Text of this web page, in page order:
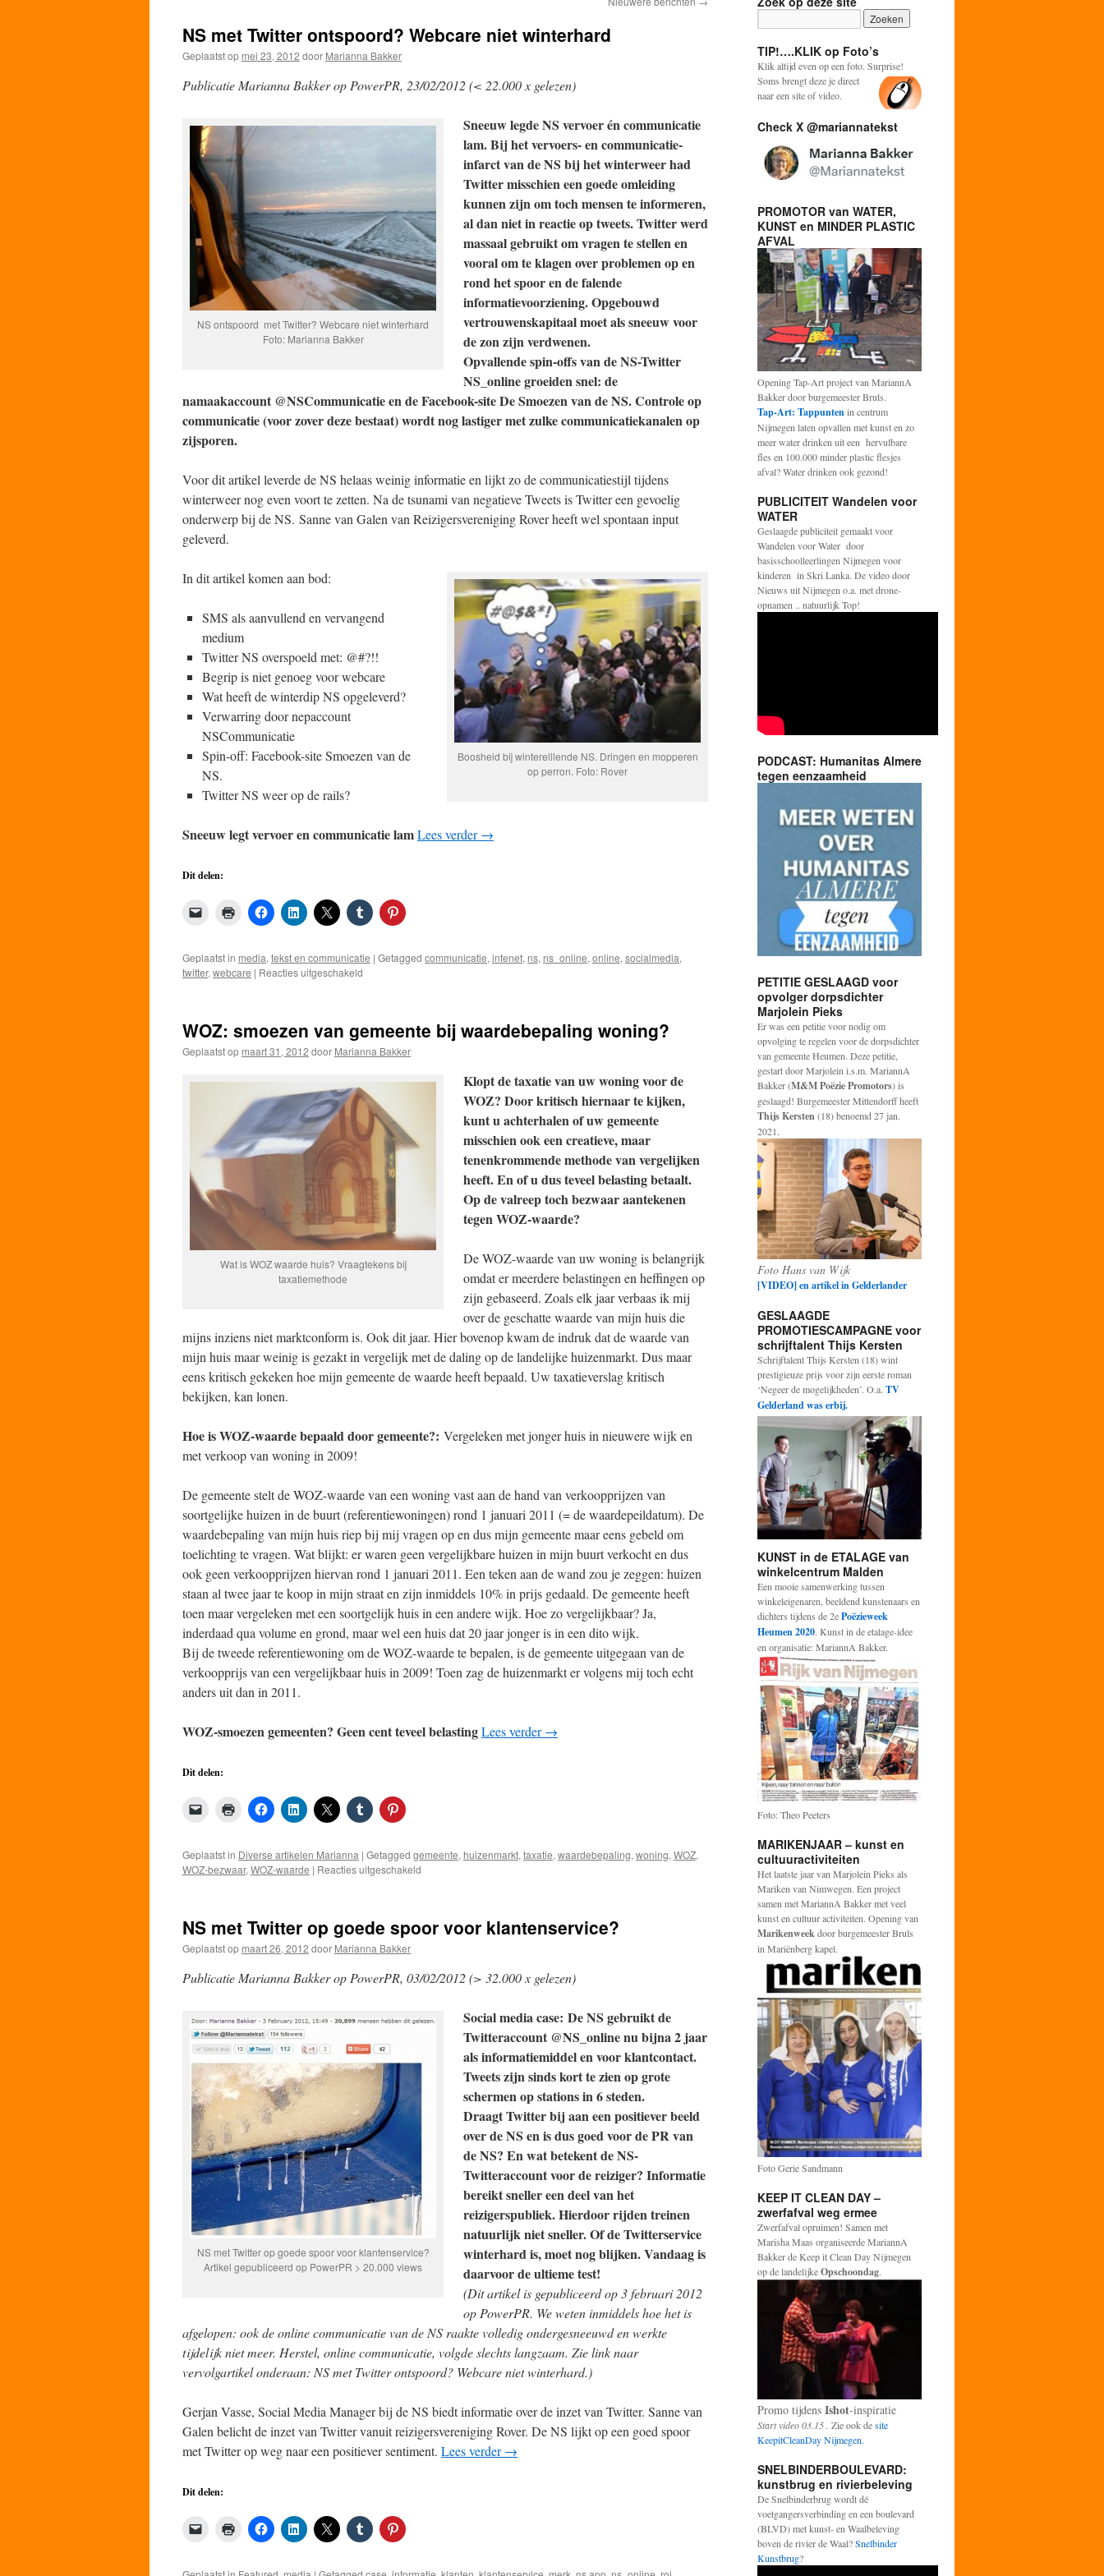
inhoud
NS met Twitter ontspoord? Webcare niet winterhard
Geplaatst op mei 23, 2012 door Marianna Bakker
Publicatie Marianna Bakker op PowerPR, 23/02/2012 (< 22.000 x gelezen)
NS ontspoord met Twitter? Webcare niet winterhard
Foto: Marianna Bakker
Sneeuw legde NS vervoer én communicatie
lam. Bij het vervoers- en communicatie-
infarct van de NS bij het winterweer had
Twitter misschien een goede omleiding
kunnen zijn om toch mensen te informeren,
al dan niet in reactie op tweets. Twitter werd
massaal gebruikt om vragen te stellen en
vooral om te klagen over problemen op en
rond het spoor en de falende
informatievoorziening. Opgebouwd
vertrouwenskapitaal moet als sneeuw voor
de zon zijn verdwenen.
Opvallende spin-offs van de NS-Twitter
NS_online groeiden snel: de
namaakaccount @NSCommunicatie en de Facebook-site De Smoezen van de NS. Controle op
communicatie (voor zover deze bestaat) wordt nog lastiger met zulke communicatiekanalen op
zijsporen.
Voor dit artikel leverde de NS helaas weinig informatie en lijkt zo de communicatiestijl tijdens
winterweer nog even voort te zetten. Na de tsunami van negatieve Tweets is Twitter een gevoelig
onderwerp bij de NS. Sanne van Galen van Reizigersvereniging Rover heeft wel spontaan input
geleverd.
Boosheid bij winterelllende NS. Dringen en mopperen
op perron. Foto: Rover
In dit artikel komen aan bod:
SMS als aanvullend en vervangend
medium
Twitter NS overspoeld met: @#?!!
Begrip is niet genoeg voor webcare
Wat heeft de winterdip NS opgeleverd?
Verwarring door nepaccount
NSCommunicatie
Spin-off: Facebook-site Smoezen van de
NS.
Twitter NS weer op de rails?
Sneeuw legt vervoer en communicatie lamLees verder→
Dit delen:
Geplaatst in media, tekst en communicatie | Getagged communicatie, intenet, ns, ns_online, online, socialmedia,
twitter, webcare | Reacties uitgeschakeld
ontspoord?
Webcare
niet
WOZ: smoezen van gemeente bij waardebepaling woning?
Geplaatst op maart 31, 2012 door Marianna Bakker
Wat is WOZ waarde huis? Vraagtekens bij
taxatiemethode
Klopt de taxatie van uw woning voor de
WOZ? Door kritisch hiernaar te kijken,
kunt u achterhalen of uw gemeente
misschien ook een creatieve, maar
tenenkrommende methode van vergelijken
heeft. En of u dus teveel belasting betaalt.
Op de valreep toch bezwaar aantekenen
tegen WOZ-waarde?
De WOZ-waarde van uw woning is belangrijk
omdat er meerdere belastingen en heffingen op
zijn gebaseerd. Zoals elk jaar verbaas ik mij
over de geschatte waarde van mijn huis die
mijns inziens niet marktconform is. Ook dit jaar. Hier bovenop kwam de indruk dat de waarde van
mijn huis maar weinig is gezakt in vergelijk met de daling op de landelijke huizenmarkt. Dus maar
eens kritisch gekeken hoe mijn gemeente de waarde heeft bepaald. Uw taxatieverslag kritisch
bekijken, kan lonen.
Hoe is WOZ-waarde bepaald door gemeente?: Vergeleken met jonger huis in nieuwere wijk en
met verkoop van woning in 2009!
De gemeente stelt de WOZ-waarde van een woning vast aan de hand van verkoopprijzen van
soortgelijke huizen in de buurt (referentiewoningen) rond 1 januari 2011 (= de waardepeildatum). De
waardebepaling van mijn huis riep bij mij vragen op en dus mijn gemeente maar eens gebeld om
toelichting te vragen. Wat blijkt: er waren geen vergelijkbare huizen in mijn buurt verkocht en dus
ook geen verkoopprijzen hiervan rond 1 januari 2011. Een teken aan de wand zou je zeggen: huizen
staan al twee jaar te koop in mijn straat en zijn inmiddels 10% in prijs gedaald. De gemeente heeft
toen maar vergeleken met een soortgelijk huis in een andere wijk. Hoe zo vergelijkbaar? Ja,
inderdaad qua volume en grond, maar wel een huis dat 20 jaar jonger is in een dito wijk.
Bij de tweede referentiewoning om de WOZ-waarde te bepalen, is de gemeente uitgegaan van de
verkoopprijs van een vergelijkbaar huis in 2009! Toen zag de huizenmarkt er volgens mij toch echt
anders uit dan in 2011.
WOZ-smoezen gemeenten? Geen cent teveel belastingLees verder→
Dit delen:
Geplaatst in Diverse artikelen Marianna | Getagged gemeente, huizenmarkt, taxatie, waardebepaling, woning, WOZ,
WOZ-bezwaar, WOZ-waarde | Reacties uitgeschakeld
gemeente
woning?
NS met Twitter op goede spoor voor klantenservice?
Geplaatst op maart 26, 2012 door Marianna Bakker
Publicatie Marianna Bakker op PowerPR, 03/02/2012 (> 32.000 x gelezen)
NS met Twitter op goede spoor voor klantenservice?
Artikel gepubliceerd op PowerPR > 20.000 views
Social media case: De NS gebruikt de
Twitteraccount @NS_online nu bijna 2 jaar
als informatiemiddel en voor klantcontact.
Tweets zijn sinds kort te zien op grote
schermen op stations in 6 steden.
Draagt Twitter bij aan een positiever beeld
over de NS en is dus goed voor de PR van
de NS? En wat betekent de NS-
Twitteraccount voor de reiziger? Informatie
bereikt sneller een deel van het
reizigerspubliek. Hierdoor rijden treinen
natuurlijk niet sneller. Of de Twitterservice
winterhard is, moet nog blijken. Vandaag is
daarvoor de ultieme test!
(Dit artikel is gepubliceerd op 3 februari 2012
op PowerPR. We weten inmiddels hoe het is
afgelopen: ook de online communicatie van de NS raakte volledig ondergesneeuwd en werkte
tijdelijk niet meer. Herstel, online communicatie, volgde slechts langzaam. Zie link naar
vervolgartikel onderaan: NS met Twitter ontspoord? Webcare niet winterhard.)
Gerjan Vasse, Social Media Manager bij de NS biedt informatie over de inzet van Twitter. Sanne van
Galen belicht de inzet van Twitter vanuit reizigersvereniging Rover. De NS lijkt op een goed spoor
met Twitter op weg naar een positiever sentiment. Lees verder→
Dit delen:
TIP!….KLIK op Foto’s
Klik altijd even op een foto. Surprise!
Soms brengt deze je direct
naar een site of video.
Check X @mariannatekst
PROMOTOR van WATER,
KUNST en MINDER PLASTIC
AFVAL
Opening Tap-Art project van MariannA
Bakker door burgemeester Bruls.
Tap-Art: Tappuntenin centrum
Nijmegen laten opvallen met kunst en zo
meer water drinken uit een hervulbare
fles en 100.000 minder plastic flesjes
afval? Water drinken ook gezond!
PUBLICITEIT Wandelen voor
WATER
Geslaagde publiciteit gemaakt voor
Wandelen voor Water door
basisschoolleerlingen Nijmegen voor
kinderen in Skri Lanka. De video door
Nieuws uit Nijmegen o.a. met drone-
opnamen .. natuurlijk Top!
PODCAST: Humanitas Almere
tegen eenzaamheid
PETITIE GESLAAGD voor
opvolger dorpsdichter
Marjolein Pieks
Er was een petitie voor nodig om
opvolging te regelen voor de dorpsdichter
van gemeente Heumen. Deze petitie,
gestart door Marjolein i.s.m. MariannA
Bakker (M&M Poëzie Promotors) is
geslaagd! Burgemeester Mittendorff heeft
Thijs Kersten(18) benoemd 27 jan.
2021.
Foto Hans van Wijk
[VIDEO] en artikel in Gelderlander
GESLAAGDE
PROMOTIESCAMPAGNE voor
schrijftalent Thijs Kersten
Schrijftalent Thijs Kersten (18) wint
prestigieuze prijs voor zijn eerste roman
‘Negeer de mogelijkheden’. O.a. TV
Gelderland was erbij.
KUNST in de ETALAGE van
winkelcentrum Malden
Een mooie samenwerking tussen
winkeleigenaren, beeldend kunstenaars en
dichters tijdens de 2ePoëzieweek
Heumen 2020. Kunst in de etalage-idee
en organisatie: MariannA Bakker.
Foto: Theo Peeters
MARIKENJAAR – kunst en
cultuuractiviteiten
Het laatste jaar van Marjolein Pieks als
Mariken van Nimwegen. Een project
samen met MariannA Bakker met veel
kunst en cultuur activiteiten. Opening van
Marikenweekdoor burgemeester Bruls
in Mariënberg kapel.
Foto Gerie Sandmann
KEEP IT CLEAN DAY –
zwerfafval weg ermee
Zwerfafval opruimen! Samen met
Marisha Maas organiseerde MariannA
Bakker de Keep it Clean Day Nijmegen
op de landelijkeOpschoondag.
Promo tijdens Ishot-inspiratie
Start video 03.15 . Zie ook desite
KeepitCleanDay Nijmegen.
SNELBINDERBOULEVARD:
kunstbrug en rivierbeleving
De Snelbinderbrug wordt dé
voetgangersverbinding en een boulevard
(BLVD) met kunst- en Waalbeleving
boven de rivier de Waal?Snelbinder
Kunstbrug?